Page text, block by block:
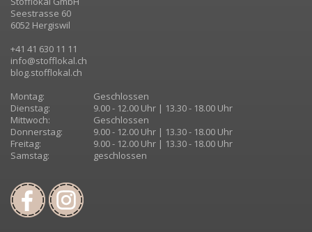
Seestrasse 60
6052 Hergiswil
+41 41 630 11 11
info@stofflokal.ch
blog.stofflokal.ch
Montag:
Geschlossen
Dienstag:
9.00 - 12.00 Uhr | 13.30 - 18.00 Uhr
Mittwoch:
Geschlossen
Donnerstag:
9.00 - 12.00 Uhr | 13.30 - 18.00 Uhr
Freitag:
9.00 - 12.00 Uhr | 13.30 - 18.00 Uhr
Samstag:
geschlossen